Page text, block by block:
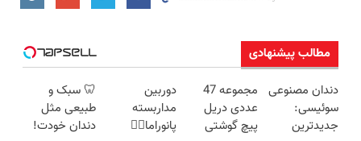
مطالب پیشنهادی
دندان مصنوعی
سوئیسی:
جدیدترین
مجموعه 47
عددی دریل
پیچ گوشتی
دوربین
مداربسته
پانوراما👈🏻
🦷 سبک و
طبیعی مثل
دندان خودت!